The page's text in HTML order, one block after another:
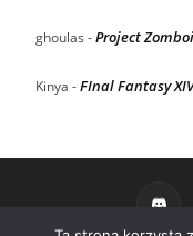
ghoulas -Project
Kinya -FInal Fantasy